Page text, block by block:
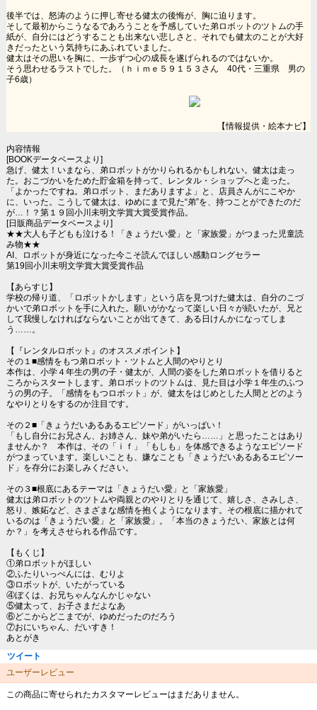
後半では、怒涛のように押し寄せる健太の後悔が、胸に迫ります。
そして最初からこうなるであろうことを予感していた弟ロボットのツトムの手
紙が、自分にはどうすることも出来ない悲しさと、それでも健太のことが大好
きだったという気持ちにあふれていました。
健太はその思いを胸に、一歩ずつ心の成長を遂げられるのではないか。
そう思わせるラストでした。（ｈｉｍｅ５９１５３さん 40代・三重県 男の
子6歳）
【情報提供・絵本ナビ】
内容情報
[BOOKデータベースより]
急げ、健太！いまなら、弟ロボットがかりられるかもしれない。健太は走っ
た。おこづかいをためた貯金箱を持って、レンタル・ショップへと走った。
「よかったですね。弟ロボット、まだありますよ」と、店員さんがにこやか
に、いった。こうして健太は、ゆめにまで見た“弟”を、持つことができたのだ
が…！？第１９回小川未明文学賞大賞受賞作品。
[日販商品データベースより]
★★大人も子どもも泣ける！「きょうだい愛」と「家族愛」がつまった児童読
み物★★
AI、ロボットが身近になった今こそ読んでほしい感動ロングセラー
第19回小川未明文学賞大賞受賞作品
【あらすじ】
学校の帰り道、「ロボットかします」という店を見つけた健太は、自分のこづ
かいで弟ロボットを手に入れた。願いがかなって楽しい日々が続いたが、兄と
して我慢しなければならないことが出てきて、ある日けんかになってしま
う……。
【『レンタルロボット』のオススメポイント】
その１■感情をもつ弟ロボット・ツトムと人間のやりとり
本作は、小学４年生の男の子・健太が、人間の姿をした弟ロボットを借りると
ころからスタートします。弟ロボットのツトムは、見た目は小学１年生のふつ
うの男の子。「感情をもつロボット」が、健太をはじめとした人間とどのよう
なやりとりをするのか注目です。
その２■「きょうだいあるあるエピソード」がいっぱい！
「もし自分にお兄さん、お姉さん、妹や弟がいたら……」と思ったことはあり
ませんか？ 本作は、その「ｉｆ」「もしも」を体感できるようなエピソード
がつまっています。楽しいことも、嫌なことも「きょうだいあるあるエピソー
ド」を存分にお楽しみください。
その３■根底にあるテーマは「きょうだい愛」と「家族愛」
健太は弟ロボットのツトムや両親とのやりとりを通じて、嬉しさ、さみしさ、
怒り、嫉妬など、さまざまな感情を抱くようになります。その根底に描かれて
いるのは「きょうだい愛」と「家族愛」。「本当のきょうだい、家族とは何
か？」を考えさせられる作品です。
【もくじ】
①弟ロボットがほしい
②ふたりいっぺんには、むりよ
③ロボットが、いたがっている
④ぼくは、お兄ちゃんなんかじゃない
⑤健太って、お子さまだよなあ
⑥どこからどこまでが、ゆめだったのだろう
⑦おにいちゃん、だいすき！
あとがき
ツイート
ユーザーレビュー
この商品に寄せられたカスタマーレビューはまだありません。